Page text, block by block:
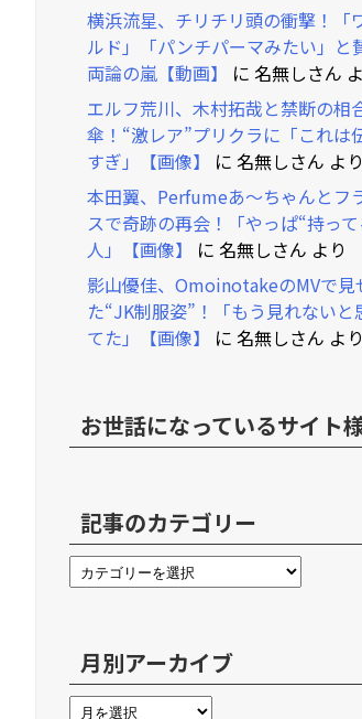
横浜流星、チリチリ頭の衝撃！「
ルド」「パンチパーマみたい」と
両論の嵐【動画】
に 名無しさん
エルフ荒川、木村拓哉と禁断の相
傘！“激レア”プリクラに「これは
すぎ」【画像】
に 名無しさん より
本田翼、Perfumeあ～ちゃんとフ
スで奇跡の再会！「やっぱ“持っ
人」【画像】
に 名無しさん より
影山優佳、OmoinotakeのMVで見
た“JK制服姿”！「もう見れないと
てた」【画像】
に 名無しさん より
お世話になっているサイト
記事のカテゴリー
月別アーカイブ